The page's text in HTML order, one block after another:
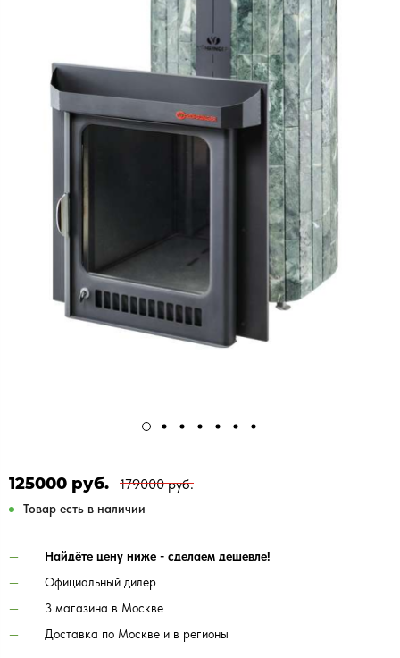
125000 руб. 179000 руб.
Товар есть в наличии
Найдёте цену ниже - сделаем дешевле!
Официальный дилер
3 магазина в Москве
Доставка по Москве и в регионы